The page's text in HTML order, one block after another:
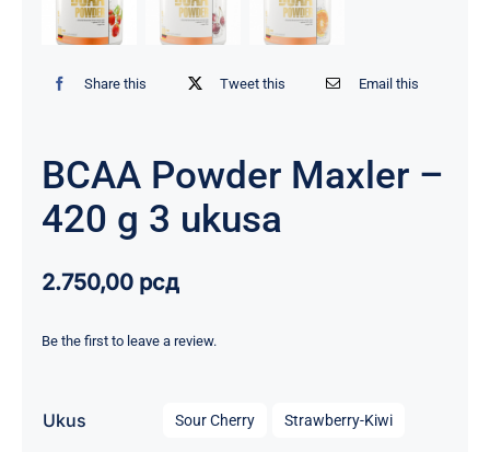
Share this Tweet this Email this
BCAA Powder Maxler –
420 g 3 ukusa
2.750,00 рсд
Be the first to leave a review.
Ukus Sour Cherry Strawberry-Kiwi